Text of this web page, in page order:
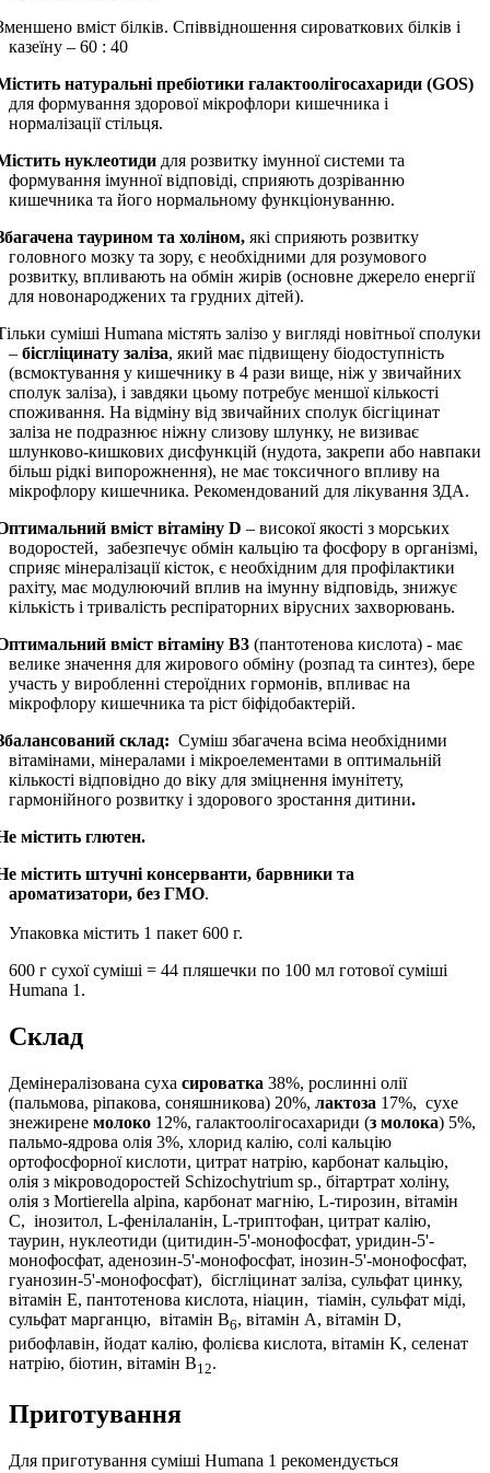
вміст білків. Співвідношення сироваткових білків і
казеїну – 60 : 40
натуральні пребіотики галактоолігосахариди (GOS)
для формування здорової мікрофлори кишечника і
нормалізації стільця.
нуклеотиди для розвитку імунної системи та
формування імунної відповіді, сприяють дозріванню
кишечника та його нормальному функціонуванню.
таурином та холіном, які сприяють розвитку
головного мозку та зору, є необхідними для розумового
розвитку, впливають на обмін жирів (основне джерело енергії
для новонароджених та грудних дітей).
суміші Humana містять залізо у вигляді новітньої сполуки
– бісгліцинату заліза, який має підвищену біодоступність
(всмоктування у кишечнику в 4 рази вище, ніж у звичайних
сполук заліза), і завдяки цьому потребує меншої кількості
споживання. На відміну від звичайних сполук бісгіцинат
заліза не подразнює ніжну слизову шлунку, не визиває
шлунково-кишкових дисфункцій (нудота, закрепи або навпаки
більш рідкі випорожнення), не має токсичного впливу на
мікрофлору кишечника. Рекомендований для лікування ЗДА.
вміст вітаміну D – високої якості з морських
водоростей, забезпечує обмін кальцію та фосфору в організмі,
сприяє мінералізації кісток, є необхідним для профілактики
рахіту, має модулюючий вплив на імунну відповідь, знижує
кількість і тривалість респіраторних вірусних захворювань.
вміст вітаміну В3 (пантотенова кислота) - має
велике значення для жирового обміну (розпад та синтез), бере
участь у виробленні стероїдних гормонів, впливає на
мікрофлору кишечника та ріст біфідобактерій.
склад: Суміш збагачена всіма необхідними
вітамінами, мінералами і мікроелементами в оптимальній
кількості відповідно до віку для зміцнення імунітету,
гармонійного розвитку і здорового зростання дитини.
містить глютен.
містить штучні консерванти, барвники та
ароматизатори, без ГМО.
Упаковка містить 1 пакет 600 г.
600 г сухої суміші = 44 пляшечки по 100 мл готової суміші
Humana 1.
Склад
Демінералізована суха сироватка 38%, рослинні олії
(пальмова, ріпакова, соняшникова) 20%, лактоза 17%, сухе
знежирене молоко 12%, галактоолігосахариди (з молока) 5%,
пальмо-ядрова олія 3%, хлорид калію, солі кальцію
ортофосфорної кислоти, цитрат натрію, карбонат кальцію,
олія з мікроводоростей Schizochytrium sp., бітартрат холіну,
олія з Mortierella alpina, карбонат магнію, L-тирозин, вітамін
С, інозитол, L-фенілаланін, L-триптофан, цитрат калію,
таурин, нуклеотиди (цитидин-5'-монофосфат, уридин-5'-
монофосфат, аденозин-5'-монофосфат, інозин-5'-монофосфат,
гуанозин-5'-монофосфат), бісгліцинат заліза, сульфат цинку,
вітамін Е, пантотенова кислота, ніацин, тіамін, сульфат міді,
сульфат марганцю, вітамін В6, вітамін А, вітамін D,
рибофлавін, йодат калію, фолієва кислота, вітамін K, селенат
натрію, біотин, вітамін В12.
Приготування
Для приготування суміші Humana 1 рекомендується